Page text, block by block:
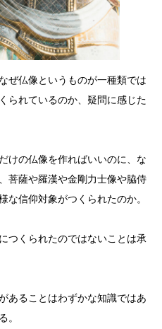
ぜ仏像というものが一種類では
られているのか、疑問に感じた
けの仏像を作ればいいのに、な
菩薩や羅漢や金剛力士像や脇侍
な信仰対象がつくられたのか。
つくられたのではないことは承
あることはわずかな知識ではあ
。